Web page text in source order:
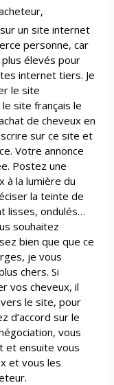
un site internet
personne, car
élevés pour
internet tiers. Je
le site
site français le
de cheveux en
sur ce site et
Votre annonce
Postez une
à la lumière du
la teinte de
lisses, ondulés…
souhaitez
bien que que ce
je vous
chers. Si
vos cheveux, il
le site, pour
d’accord sur le
vous
et ensuite vous
et vous les